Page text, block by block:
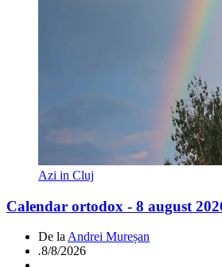
Azi in Cluj
Calendar ortodox - 8 august
De la Andrei Mureșan
.8/8/2026